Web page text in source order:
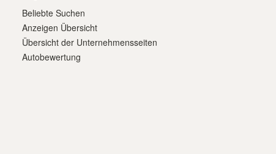
Beliebte Suchen
Anzeigen Übersicht
Übersicht der Unternehmensseiten
Autobewertung